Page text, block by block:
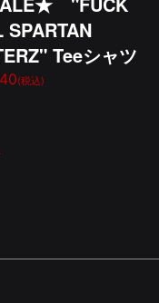
SPARTAN
Teeシャツ
(税込)